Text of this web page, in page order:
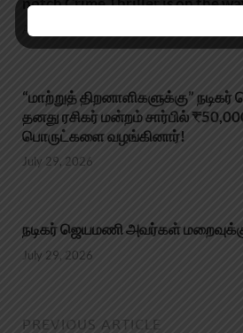
August 1, 2026
“மாற்றுத் திறனாளிகளுக்கு”
தனது ரசிகர் மன்றம் சார்பில்
பொருட்களை வழங்கினார்!
July 29, 2026
நடிகர் ஜெயமணி அவர்கள்
July 29, 2026
PREVIOUS ARTICLE